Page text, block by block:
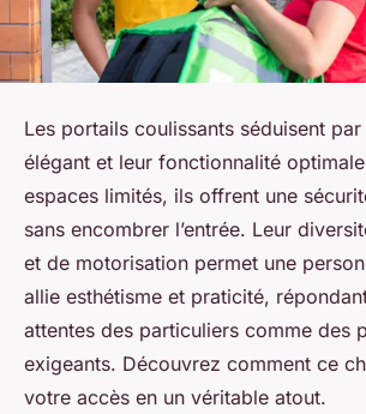
Les portails coulissants séduisent
élégant et leur fonctionnalité
espaces limités, ils offrent une
sans encombrer l’entrée. Leur
et de motorisation permet une
allie esthétisme et praticité,
attentes des particuliers comme des
exigeants. Découvrez comment ce
votre accès en un véritable atout.